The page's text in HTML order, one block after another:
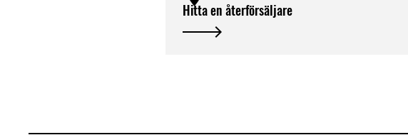
Hitta en återförsäljare